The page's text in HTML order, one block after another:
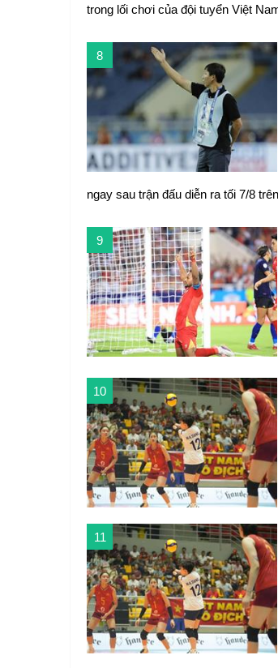
trong lối chơi của đội tuyển Việt
8
ngay sau trận đấu diễn ra tối 7/8
9
10
11